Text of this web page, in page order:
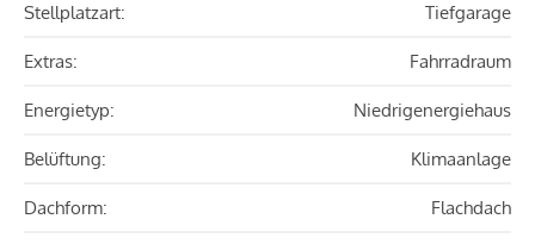
Stellplatzart: Tiefgarage
Extras: Fahrradraum
Energietyp: Niedrigenergiehaus
Belüftung: Klimaanlage
Dachform: Flachdach